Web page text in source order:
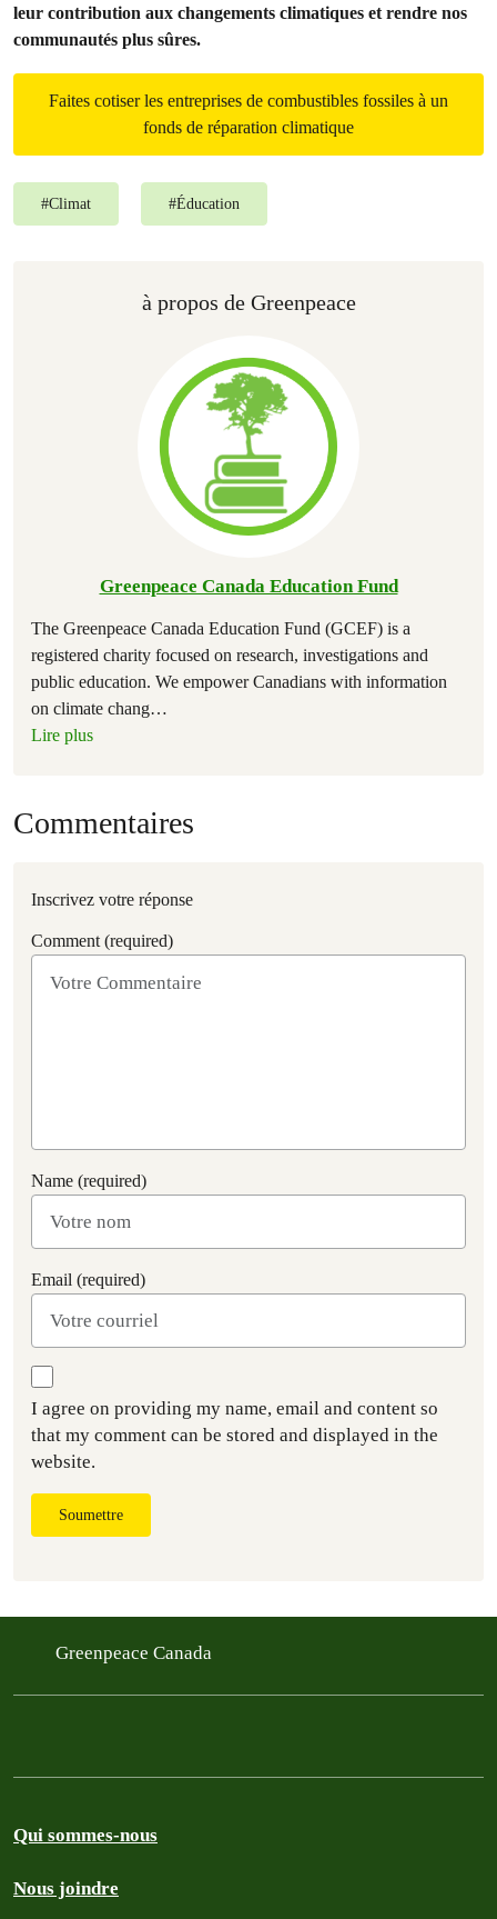
leur contribution aux changements climatiques et rendre nos
communautés plus sûres.
Faites cotiser les entreprises de combustibles fossiles à un
fonds de réparation climatique
#Climat #Éducation
à propos de Greenpeace
Greenpeace Canada Education Fund
The Greenpeace Canada Education Fund (GCEF) is a
registered charity focused on research, investigations and
public education. We empower Canadians with information
on climate chang…
Lire plus
Commentaires
Inscrivez votre réponse
Comment (required)
Name (required)
Email (required)
I agree on providing my name, email and content so
that my comment can be stored and displayed in the
website.
Soumettre
Greenpeace Canada
Qui sommes-nous
Nous joindre